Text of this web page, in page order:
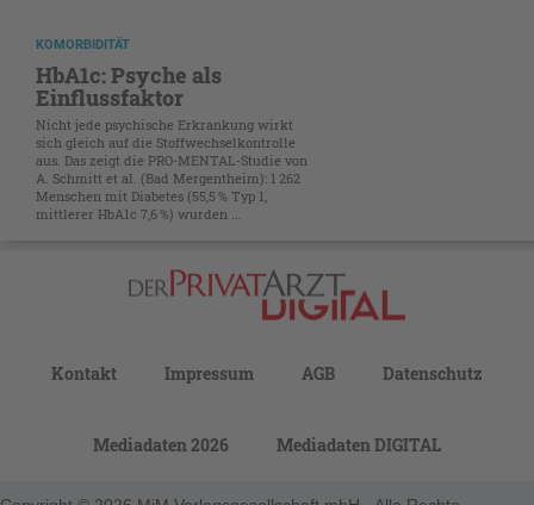
KOMORBIDITÄT
HbA1c: Psyche als
Einflussfaktor
Nicht jede psychische Erkrankung wirkt
sich gleich auf die Stoffwechselkontrolle
aus. Das zeigt die PRO-MENTAL-Studie von
A. Schmitt et al. (Bad Mergentheim): 1 262
Menschen mit Diabetes (55,5 % Typ 1,
mittlerer HbA1c 7,6 %) wurden ...
Kontakt Impressum AGB Datenschutz
Mediadaten 2026 Mediadaten DIGITAL